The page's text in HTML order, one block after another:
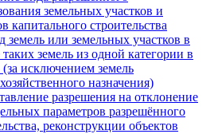
земельных участков и
капитального строительства
земель или земельных участков в
таких земель из одной категории в
исключением земель
назначения)
разрешения на отклонение
параметров разрешённого
реконструкции объектов